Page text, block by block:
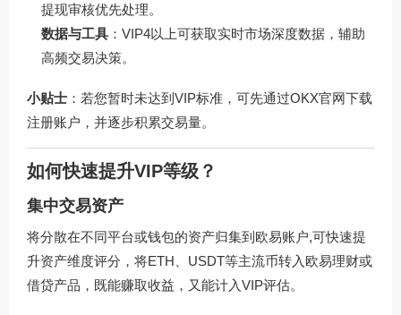
提现审核优先处理。
数据与工具 ：VIP4以上可获取实时市场深度数据，辅助
高频交易决策。
小贴士 ：若您暂时未达到VIP标准，可先通过OKX官网下载
注册账户，并逐步积累交易量。
如何快速提升VIP等级？
集中交易资产
将分散在不同平台或钱包的资产归集到欧易账户,可快速提
升资产维度评分，将ETH、USDT等主流币转入欧易理财或
借贷产品，既能赚取收益，又能计入VIP评估。